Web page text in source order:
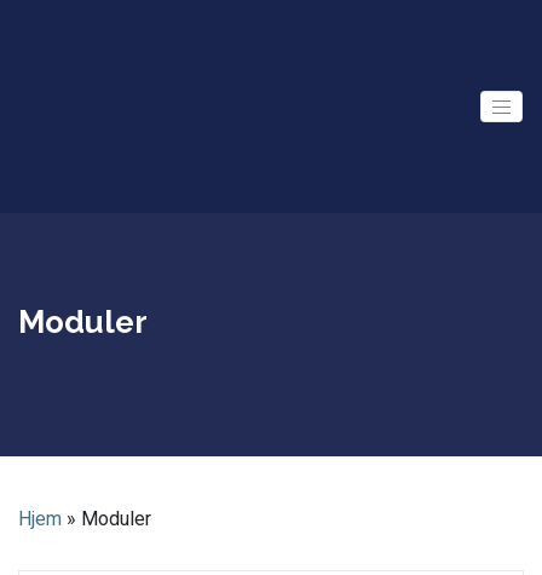
Moduler
Hjem » Moduler